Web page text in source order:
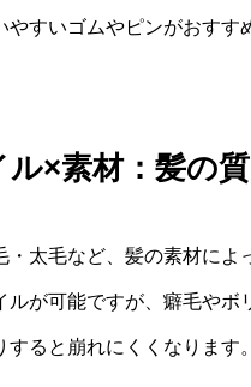
やすいゴムやピンがおすす
ル×素材：髪の
・太毛など、髪の素材によ
ルが可能ですが、癖毛や
すると崩れにくくなります。